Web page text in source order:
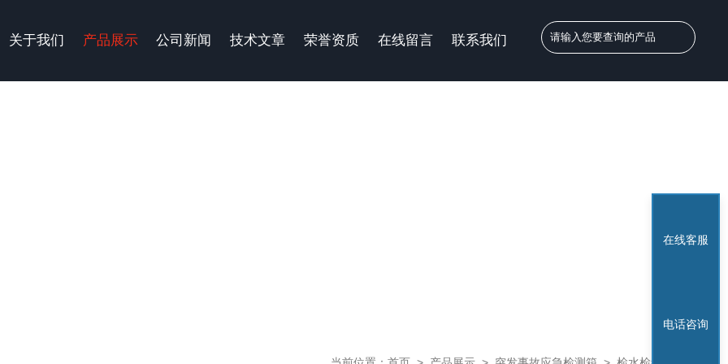
关于我们 产品展示 公司新闻 技术文章 荣誉资质 在线留言 联系我们
在线客服
电话咨询